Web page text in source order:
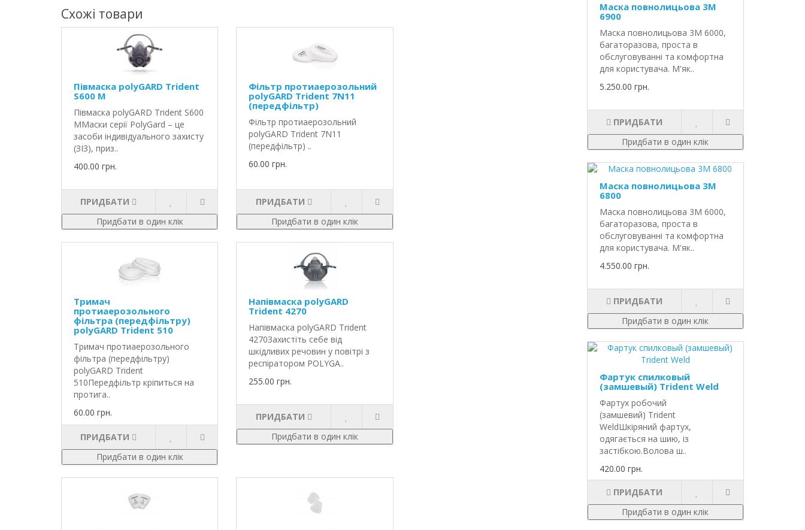
Схожі товари
Півмаска polyGARD Trident
S600 М
Півмаска polyGARD Trident S600
ММаски серії PolyGard – це
засоби індивідуального захисту
(ЗІЗ), приз..
400.00 грн.
ПРИДБАТИ
Придбати в один клік
Фільтр протиаерозольний
polyGARD Trident 7N11
(передфільтр)
Фільтр протиаерозольний
polyGARD Trident 7N11
(передфільтр) ..
60.00 грн.
ПРИДБАТИ
Придбати в один клік
Тримач
протиаерозольного
фільтра (передфільтру)
polyGARD Trident 510
Тримач протиаерозольного
фільтра (передфільтру)
polyGARD Trident
510Передфільтр кріпиться на
протига..
60.00 грн.
ПРИДБАТИ
Придбати в один клік
Напівмаска polyGARD
Trident 4270
Напівмаска polyGARD Trident
4270Захистіть себе від
шкідливих речовин у повітрі з
респіратором POLYGA..
255.00 грн.
ПРИДБАТИ
Придбати в один клік
Маска повнолицьова 3М
6900
Маска повнолицьова 3М 6000,
багаторазова, проста в
обслуговуванні та комфортна
для користувача. М'як..
5.250.00 грн.
ПРИДБАТИ
Придбати в один клік
Маска повнолицьова 3М
6800
Маска повнолицьова 3М 6000,
багаторазова, проста в
обслуговуванні та комфортна
для користувача. М'як..
4.550.00 грн.
ПРИДБАТИ
Придбати в один клік
Фартук спилковый
(замшевый) Trident Weld
Фартух робочий
(замшевий) Trident
WeldШкіряний фартух,
одягається на шию, із
застібкою.Волова ш..
420.00 грн.
ПРИДБАТИ
Придбати в один клік